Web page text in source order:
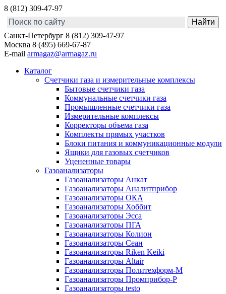
8 (812) 309-47-97
Санкт-Петербург 8 (812) 309-47-97
Москва 8 (495) 669-67-87
E-mail armagaz@armagaz.ru
Каталог
Счетчики газа и измерительные комплексы
Бытовые счетчики газа
Коммунальные счетчики газа
Промышленные счетчики газа
Измерительные комплексы
Корректоры объема газа
Комплекты прямых участков
Блоки питания и коммуникационные модули
Ящики для газовых счетчиков
Уцененные товары
Газоанализаторы
Газоанализаторы Анкат
Газоанализаторы Аналитприбор
Газоанализаторы ОКА
Газоанализаторы Хоббит
Газоанализаторы Эсса
Газоанализаторы ПГА
Газоанализаторы Колион
Газоанализаторы Сеан
Газоанализаторы Riken Keiki
Газоанализаторы Altair
Газоанализаторы Политехформ-М
Газоанализаторы Промприбор-Р
Газоанализаторы testo